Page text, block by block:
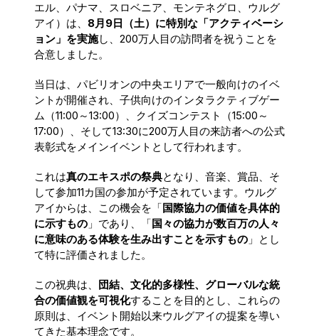
エル、パナマ、スロベニア、モンテネグロ、ウルグ
アイ）は、 8月9日（土）に特別な「アクティベーシ
ョン」を実施し、200万人目の訪問者を祝うことを
合意しました。
当日は、パビリオンの中央エリアで一般向けのイベ
ントが開催され、子供向けのインタラクティブゲー
ム（11:00～13:00）、クイズコンテスト（15:00～
17:00）、そして13:30に200万人目の来訪者への公式
表彰式をメインイベントとして行われます。
これは真のエキスポの祭典となり、音楽、賞品、そ
して参加11カ国の参加が予定されています。ウルグ
アイからは、この機会を「国際協力の価値を具体的
に示すもの 」であり、「国々の協力が数百万の人々
に意味のある体験を生み出すことを示すもの 」とし
て特に評価されました。
この祝典は、 団結、文化的多様性、グローバルな統
合の価値観を可視化することを目的とし、これらの
原則は、イベント開始以来ウルグアイの提案を導い
てきた基本理念です。